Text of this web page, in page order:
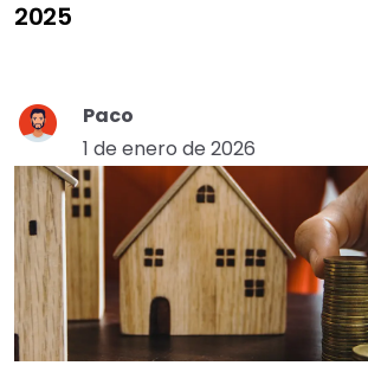
2025
Paco
1 de enero de 2026